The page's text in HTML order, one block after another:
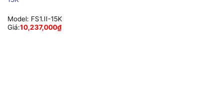
Model: FS1.II-15K
Giá:10,237,000₫